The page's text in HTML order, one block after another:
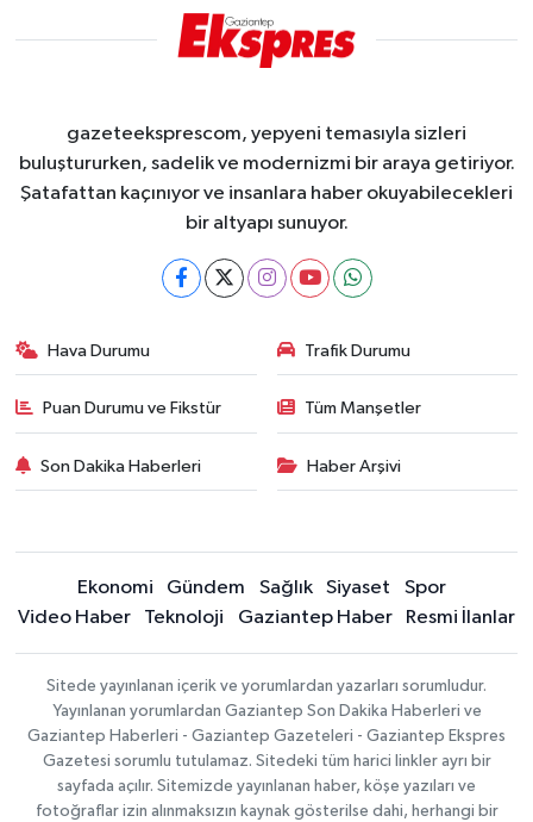
gazeteeksprescom, yepyeni temasıyla sizleri
buluştururken, sadelik ve modernizmi bir araya getiriyor.
Şatafattan kaçınıyor ve insanlara haber okuyabilecekleri
bir altyapı sunuyor.
Hava Durumu Trafik Durumu
Puan Durumu ve Fikstür Tüm Manşetler
Son Dakika Haberleri Haber Arşivi
Ekonomi Gündem Sağlık Siyaset
Spor
Video Haber
Teknoloji Gaziantep Haber Resmi İlanlar
Sitede yayınlanan içerik ve yorumlardan yazarları sorumludur.
Yayınlanan yorumlardan Gaziantep Son Dakika Haberleri ve
Gaziantep Haberleri - Gaziantep Gazeteleri - Gaziantep Ekspres
Gazetesi sorumlu tutulamaz. Sitedeki tüm harici linkler ayrı bir
sayfada açılır. Sitemizde yayınlanan haber, köşe yazıları ve
fotoğraflar izin alınmaksızın kaynak gösterilse dahi, herhangi bir